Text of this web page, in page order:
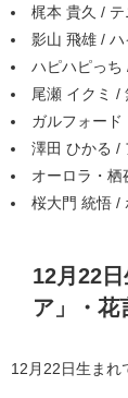
梶本 貴久 /
影山 飛雄 / ハ
ハピハピっち
尾瀬 イクミ /
ガルフォード
澤田 ひかる /
オーロラ・栖
桜大門 統悟 /
12月22
ア」・花
12月22日生まれ